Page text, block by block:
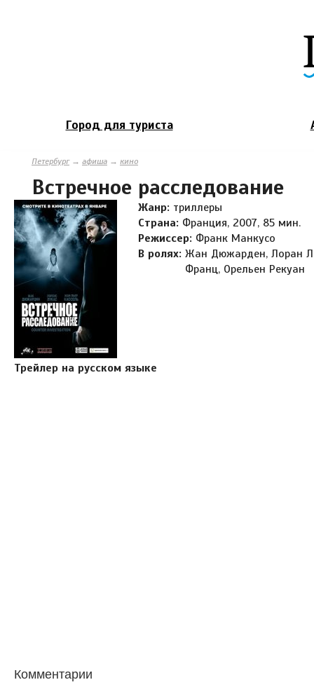
Город для туриста
Петербург→ афиша → кино
Встречное расследование
Жанр: триллеры
Страна: Франция, 2007, 85 мин.
Режиссер: Франк Манкусо
В ролях: Жан Дюжарден, Лоран
Франц, Орельен Рекуан
Трейлер на русском языке
Комментарии